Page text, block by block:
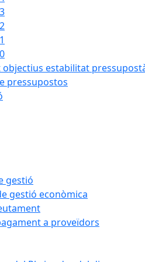
objectius estabilitat
pressupostos
gestió
gestió econòmica
a proveïdors